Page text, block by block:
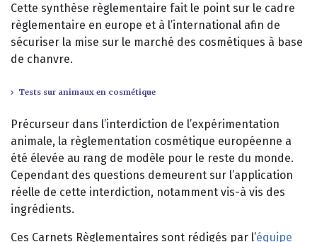
Cette synthèse règlementaire fait le point sur le cadre
règlementaire en europe et à l’international afin de
sécuriser la mise sur le marché des cosmétiques à base
de chanvre.
Tests sur animaux en cosmétique
Précurseur dans l’interdiction de l’expérimentation
animale, la règlementation cosmétique européenne a
été élevée au rang de modèle pour le reste du monde.
Cependant des questions demeurent sur l’application
réelle de cette interdiction, notamment vis-à vis des
ingrédients.
Ces Carnets Règlementaires sont rédigés par l’équipe